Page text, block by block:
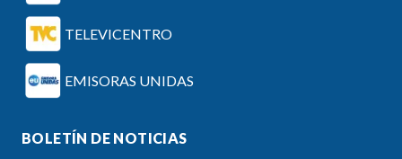
TELEVICENTRO
EMISORAS UNIDAS
BOLETÍN DE NOTICIAS